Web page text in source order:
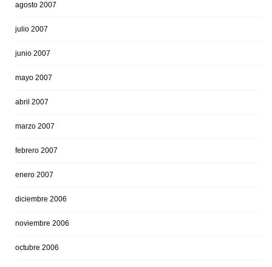
agosto 2007
julio 2007
junio 2007
mayo 2007
abril 2007
marzo 2007
febrero 2007
enero 2007
diciembre 2006
noviembre 2006
octubre 2006